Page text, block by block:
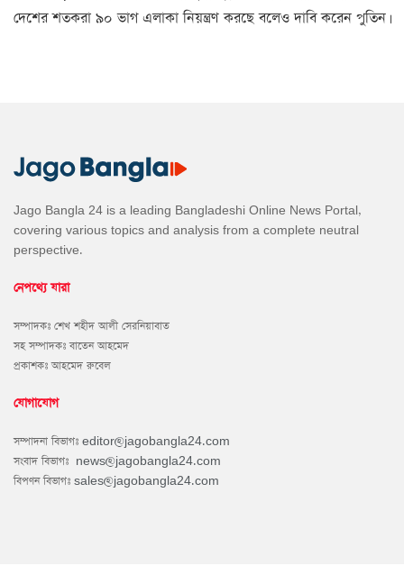
দেশের শতকরা ৯০ ভাগ এলাকা নিয়ন্ত্রণ করছে বলেও দাবি করেন পুতিন।
Jago Bangla 24 is a leading Bangladeshi Online News Portal,
covering various topics and analysis from a complete neutral
perspective.
নেপথ্যে যারা
সম্পাদকঃ শেখ শহীদ আলী সেরনিয়াবাত
সহ সম্পাদকঃ বাতেন আহমেদ
প্রকাশকঃ আহমেদ রুবেল
যোগাযোগ
সম্পাদনা বিভাগঃ editor@jagobangla24.com
সংবাদ বিভাগঃ news@jagobangla24.com
বিপণন বিভাগঃ sales@jagobangla24.com